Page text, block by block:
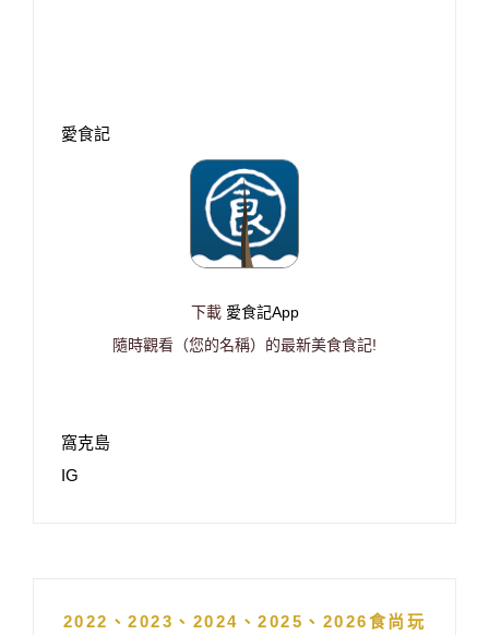
愛食記
下載 愛食記App
隨時觀看（您的名稱）的最新美食食記!
窩克島
IG
2022、2023、2024、2025、2026食尚玩